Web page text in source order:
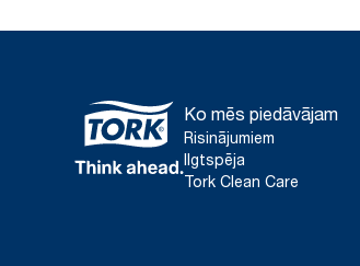
Ko mēs piedāvājam
Risinājumiem
Ilgtspēja
Tork Clean Care